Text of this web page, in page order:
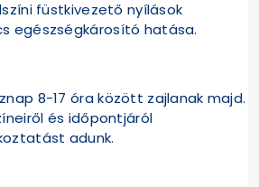
füstkivezető nyílások
egészségkárosító hatása.
8-17 óra között zajlanak majd.
és időpontjáról
adunk.